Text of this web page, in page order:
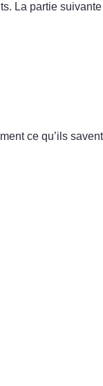
La partie
ce qu’ils